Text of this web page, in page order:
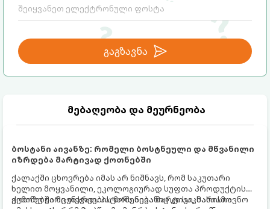
გაგზავნა
მებაღეობა და მეურნეობა
ბოსტანი აივანზე: რომელი ბოსტნეული და მწვანილი
იზრდება მარტივად ქოთნებში
ქალაქში ცხოვრება იმას არ ნიშნავს, რომ საკუთარი
ხელით მოყვანილი, ეკოლოგიურად სუფთა პროდუქტის
გემოზე უარი თქვათ. პატარა აივანიც კი საკმარისია
ქოთნებში მცენარეების მოშენება მარტივი, სასიამოვნო